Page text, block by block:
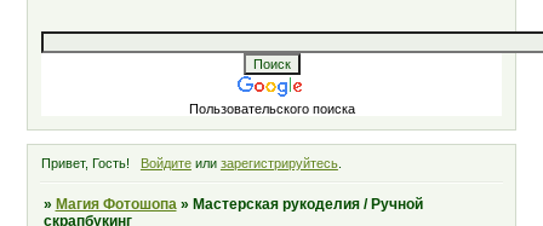
Пользовательского поиска
Привет, Гость! Войдитеили зарегистрируйтесь.
» Магия Фотошопа » Мастерская рукоделия / Ручной
скрапбукинг